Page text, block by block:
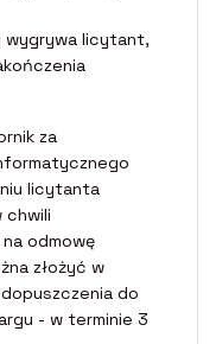
licytant,
za
licytanta
chwili
odmowę
złożyć w
do
- w terminie 3